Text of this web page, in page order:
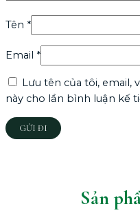
Tên *
Email *
Lưu tên của tôi,
này cho lần bình luận kế
Sản